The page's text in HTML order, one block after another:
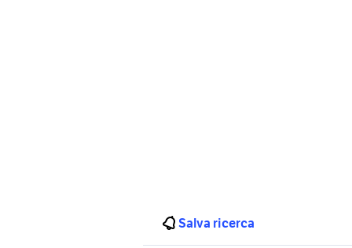
Salva ricerca